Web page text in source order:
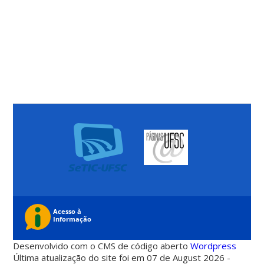
Desenvolvido com o CMS de código abertoWordpress
Última atualização do site foi em 07 de August 2026 -